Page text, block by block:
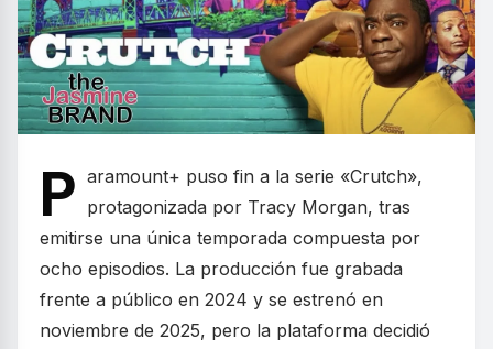
P aramount+ puso fin a la serie «Crutch»,
protagonizada por Tracy Morgan, tras
emitirse una única temporada compuesta por
ocho episodios. La producción fue grabada
frente a público en 2024 y se estrenó en
noviembre de 2025, pero la plataforma decidió